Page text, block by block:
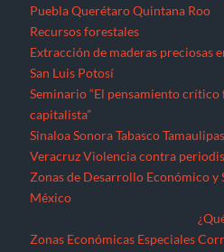
Puebla Querétaro Quintana Roo
Recursos forestales
Extracción de maderas preciosas
San Luis Potosí
Seminario “El pensamiento
capitalista”
Sinaloa Sonora Tabasco Tamaulipas
Veracruz Violencia contra
Zonas de Desarrollo Económico y
México
Zonas Económicas Especiales